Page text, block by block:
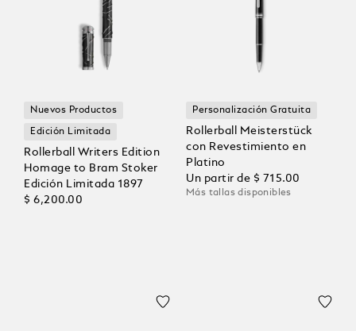
Nuevos Productos
Edición Limitada
Rollerball Writers Edition
Homage to Bram Stoker
Edición Limitada 1897
$ 6,200.00
Personalización Gratuita
Rollerball Meisterstück
con Revestimiento en
Platino
Un partir de $ 715.00
Más tallas disponibles